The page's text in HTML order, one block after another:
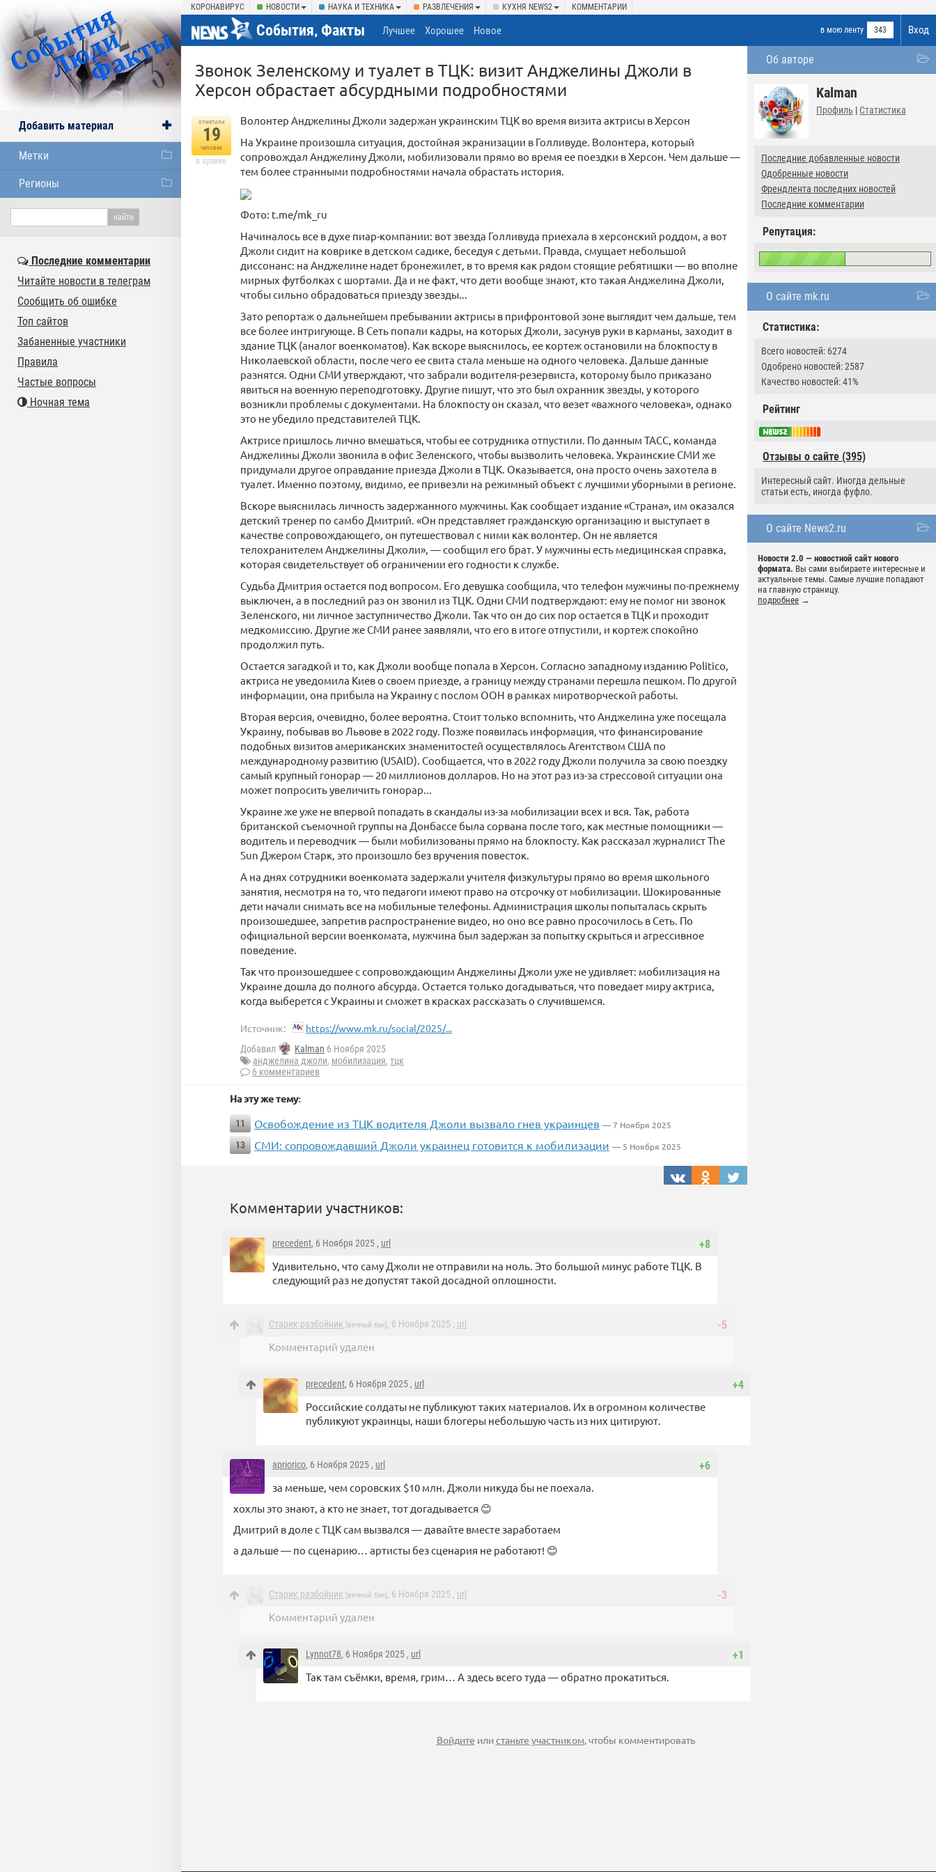
КОРОНАВИРУС НОВОСТИ НАУКА И ТЕХНИКА РАЗВЛЕЧЕНИЯ КУХНЯ NEWS2 КОММЕНТАРИИ
Вход
События, Факты в мою ленту 343
Лучшее Хорошее Новое
Об авторе
Kalman
Профиль | Статистика
Последние добавленные новости
Одобренные новости
Френдлента последних новостей
Последние комментарии
Репутация:
О сайте mk.ru
Статистика:
Всего новостей: 6274
Одобрено новостей: 2587
Качество новостей: 41%
Рейтинг
Отзывы о сайте (395)
Интересный сайт. Иногда дельные
статьи есть, иногда фуфло.
О сайте News2.ru
Новости 2.0 — новостной сайт нового
формата. Вы сами выбираете интересные и
актуальные темы. Самые лучшие попадают
на главную страницу.
подробнее →
Звонок Зеленскому и туалет в ТЦК: визит Анджелины Джоли в
Херсон обрастает абсурдными подробностями
отметили
19
человек
в архиве
Волонтер Анджелины Джоли задержан украинским ТЦК во время визита актрисы в Херсон
На Украине произошла ситуация, достойная экранизации в Голливуде. Волонтера, который
сопровождал Анджелину Джоли, мобилизовали прямо во время ее поездки в Херсон. Чем дальше —
тем более странными подробностями начала обрастать история.
Фото: t.me/mk_ru
Начиналось все в духе пиар-компании: вот звезда Голливуда приехала в херсонский роддом, а вот
Джоли сидит на коврике в детском садике, беседуя с детьми. Правда, смущает небольшой
диссонанс: на Анджелине надет бронежилет, в то время как рядом стоящие ребятишки — во вполне
мирных футболках с шортами. Да и не факт, что дети вообще знают, кто такая Анджелина Джоли,
чтобы сильно обрадоваться приезду звезды...
Зато репортаж о дальнейшем пребывании актрисы в прифронтовой зоне выглядит чем дальше, тем
все более интригующе. В Сеть попали кадры, на которых Джоли, засунув руки в карманы, заходит в
здание ТЦК (аналог военкоматов). Как вскоре выяснилось, ее кортеж остановили на блокпосту в
Николаевской области, после чего ее свита стала меньше на одного человека. Дальше данные
разнятся. Одни СМИ утверждают, что забрали водителя-резервиста, которому было приказано
явиться на военную переподготовку. Другие пишут, что это был охранник звезды, у которого
возникли проблемы с документами. На блокпосту он сказал, что везет «важного человека», однако
это не убедило представителей ТЦК.
Актрисе пришлось лично вмешаться, чтобы ее сотрудника отпустили. По данным ТАСС, команда
Анджелины Джоли звонила в офис Зеленского, чтобы вызволить человека. Украинские СМИ же
придумали другое оправдание приезда Джоли в ТЦК. Оказывается, она просто очень захотела в
туалет. Именно поэтому, видимо, ее привезли на режимный объект с лучшими уборными в регионе.
Вскоре выяснилась личность задержанного мужчины. Как сообщает издание «Страна», им оказался
детский тренер по самбо Дмитрий. «Он представляет гражданскую организацию и выступает в
качестве сопровождающего, он путешествовал с ними как волонтер. Он не является
телохранителем Анджелины Джоли», — сообщил его брат. У мужчины есть медицинская справка,
которая свидетельствует об ограничении его годности к службе.
Судьба Дмитрия остается под вопросом. Его девушка сообщила, что телефон мужчины по-прежнему
выключен, а в последний раз он звонил из ТЦК. Одни СМИ подтверждают: ему не помог ни звонок
Зеленского, ни личное заступничество Джоли. Так что он до сих пор остается в ТЦК и проходит
медкомиссию. Другие же СМИ ранее заявляли, что его в итоге отпустили, и кортеж спокойно
продолжил путь.
Остается загадкой и то, как Джоли вообще попала в Херсон. Согласно западному изданию Politico,
актриса не уведомила Киев о своем приезде, а границу между странами перешла пешком. По другой
информации, она прибыла на Украину с послом ООН в рамках миротворческой работы.
Вторая версия, очевидно, более вероятна. Стоит только вспомнить, что Анджелина уже посещала
Украину, побывав во Львове в 2022 году. Позже появилась информация, что финансирование
подобных визитов американских знаменитостей осуществлялось Агентством США по
международному развитию (USAID). Сообщается, что в 2022 году Джоли получила за свою поездку
самый крупный гонорар — 20 миллионов долларов. Но на этот раз из-за стрессовой ситуации она
может попросить увеличить гонорар...
Украине же уже не впервой попадать в скандалы из-за мобилизации всех и вся. Так, работа
британской съемочной группы на Донбассе была сорвана после того, как местные помощники —
водитель и переводчик — были мобилизованы прямо на блокпосту. Как рассказал журналист The
Sun Джером Старк, это произошло без вручения повесток.
А на днях сотрудники военкомата задержали учителя физкультуры прямо во время школьного
занятия, несмотря на то, что педагоги имеют право на отсрочку от мобилизации. Шокированные
дети начали снимать все на мобильные телефоны. Администрация школы попыталась скрыть
произошедшее, запретив распространение видео, но оно все равно просочилось в Сеть. По
официальной версии военкомата, мужчина был задержан за попытку скрыться и агрессивное
поведение.
Так что произошедшее с сопровождающим Анджелины Джоли уже не удивляет: мобилизация на
Украине дошла до полного абсурда. Остается только догадываться, что поведает миру актриса,
когда выберется с Украины и сможет в красках рассказать о случившемся.
Источник: https://www.mk.ru/social/2025/...
Добавил Kalman 6 Ноября 2025
анджелина джоли, мобилизация, тцк
6 комментариев
На эту же тему:
11 Освобождение из ТЦК водителя Джоли вызвало гнев украинцев — 7 Ноября 2025
13
СМИ: сопровождавший Джоли украинец готовится к мобилизации — 5 Ноября 2025
Комментарии участников:
+8
precedent, 6 Ноября 2025 , url
Удивительно, что саму Джоли не отправили на ноль. Это большой минус работе ТЦК. В
следующий раз не допустят такой досадной оплошности.
-5
Старик разбойник [вечный бан] , 6 Ноября 2025 , url
Комментарий удален
+4
precedent, 6 Ноября 2025 , url
Российские солдаты не публикуют таких материалов. Их в огромном количестве
публикуют украинцы, наши блогеры небольшую часть из них цитируют.
+6
apriorico, 6 Ноября 2025 , url
за меньше, чем соровских $10 млн. Джоли никуда бы не поехала.
хохлы это знают, а кто не знает, тот догадывается 😊
Дмитрий в доле с ТЦК сам вызвался — давайте вместе заработаем
а дальше — по сценарию… артисты без сценария не работают! 😊
-3
Старик разбойник [вечный бан] , 6 Ноября 2025 , url
Комментарий удален
+1
Lynnot78, 6 Ноября 2025 , url
Так там съёмки, время, грим… А здесь всего туда — обратно прокатиться.
Войдите илистаньте участником, чтобы комментировать
Добавить материал
Метки
Регионы
Последние комментарии
Читайте новости в телеграм
Сообщить об ошибке
Топ сайтов
Забаненные участники
Правила
Частые вопросы
Ночная тема